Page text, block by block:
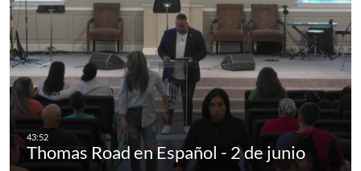
Thomas Road en Español - 2 de junio